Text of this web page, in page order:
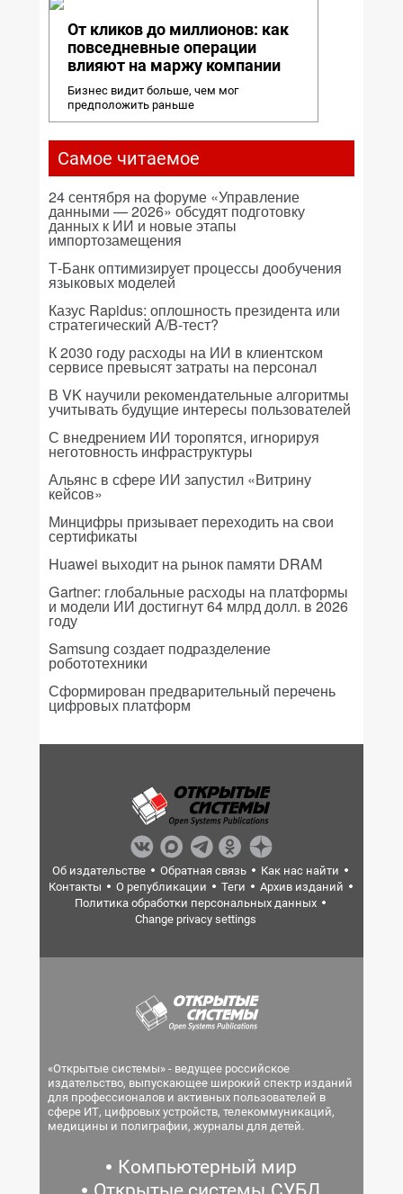
От кликов до миллионов: как
повседневные операции
влияют на маржу компании
Бизнес видит больше, чем мог
предположить раньше
Самое читаемое
24 сентября на форуме «Управление
данными — 2026» обсудят подготовку
данных к ИИ и новые этапы
импортозамещения
Т-Банк оптимизирует процессы дообучения
языковых моделей
Казус Rapidus: оплошность президента или
стратегический A/B-тест?
К 2030 году расходы на ИИ в клиентском
сервисе превысят затраты на персонал
В VK научили рекомендательные алгоритмы
учитывать будущие интересы пользователей
С внедрением ИИ торопятся, игнорируя
неготовность инфраструктуры
Альянс в сфере ИИ запустил «Витрину
кейсов»
Минцифры призывает переходить на свои
сертификаты
Huawei выходит на рынок памяти DRAM
Gartner: глобальные расходы на платформы
и модели ИИ достигнут 64 млрд долл. в 2026
году
Samsung создает подразделение
робототехники
Сформирован предварительный перечень
цифровых платформ
Об издательстве Обратная связь
Как нас найти
Контакты
О републикации Теги
Архив изданий
Политика обработки персональных данных
Change privacy settings
«Открытые системы» - ведущее российское
издательство, выпускающее широкий спектр изданий
для профессионалов и активных пользователей в
сфере ИТ, цифровых устройств, телекоммуникаций,
медицины и полиграфии, журналы для детей.
Компьютерный мир